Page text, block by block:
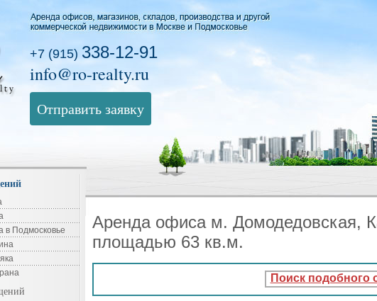
+7 (915) 338-12-91
info@ro-realty.ru
Отправить заявку
в Подмосковье
Аренда офиса м. Домодедовская,
площадью 63 кв.м.
Поиск подобного